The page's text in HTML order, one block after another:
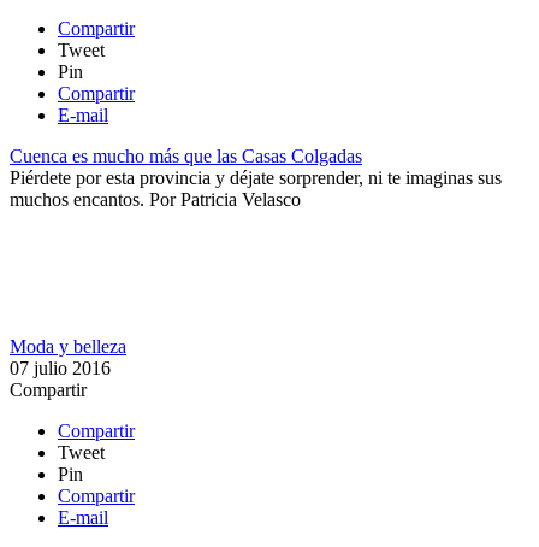
Compartir
Tweet
Pin
Compartir
E-mail
Cuenca es mucho más que las Casas Colgadas
Piérdete por esta provincia y déjate sorprender, ni te imaginas sus
muchos encantos. PorPatricia Velasco
Moda y belleza
07 julio 2016
Compartir
Compartir
Tweet
Pin
Compartir
E-mail